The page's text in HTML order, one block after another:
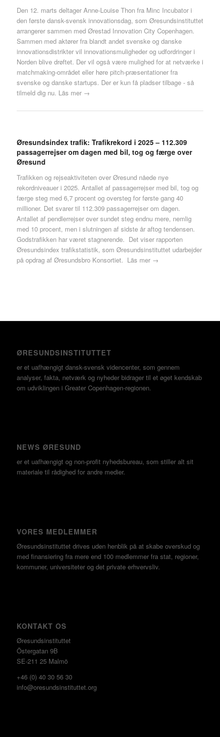
Den 12. marts deltager Anne-Louise Thon fra Minc Incubator i
den første dansk-svensk innovationsdag, som Øresundsinstituttet
arrangerer sammen med Ørestad Innovation City Copenhagen.
Sammen med aktører fra blandt andet svenske og danske
innovationsdistrikter vil innovationsmuligheder og udfordringer i
Norden blive drøftet. Der vil også være mulighed for at netværke i
matchmaking-området eller høre pitch-præsentationer fra
svenske og danske startups. Der er kun få pladser tilbage - så
tilmeld dig nu. Läs mer →
Øresundsindex trafik: Trafikrekord i 2025 – 112.309
passagerrejser om dagen med bil, tog og færge over
Øresund
Trafikken og rejseaktiviteten over Øresund nåede nye
rekordniveauer i 2025. Antallet af passagerrejser med bil, tog og
færge steg med 6,7 procent og oversteg for første gang 40
millioner. Det svarer til 112.309 passagerrejser om dagen.
Antallet af pendlerrejser over sundet steg endnu mere, nemlig
med 10 procent, men i slutningen af sidste år aftog tendensen.
Godstrafikken har været stagnerende. Det viser rapporten
Øresundsindex trafikstatistik, som Øresundsinstituttet udarbejder
på opdrag af Øresundsbro Konsortiet. Läs mer →
ØRESUNDSINSTITUTTET
er et uafhængigt dansk-svensk videncenter, som gennem
analyser, fakta, netværk og nyheder bidrager til et øget kendskab
om udviklingen i Greater Copenhagen-regionen.
NEWS ØRESUND
er et uafhængigt og non-profit nyhedsbureau, som stiller alt sit
materiale til rådighed for andre medier.
VORES MEDLEMMER
Øresundsinstituttet drives uden henblik på at skabe overskud og
med finansiering fra mere end 100 medlemmer fra stat, regioner,
kommuner, universiteter og det private erhvervsliv.
KONTAKT OS
Øresundsinstituttet
Östergatan 9B
SE-211 25 Malmö
+46 (0) 40 30 56 30
info@oresundsinstituttet.org